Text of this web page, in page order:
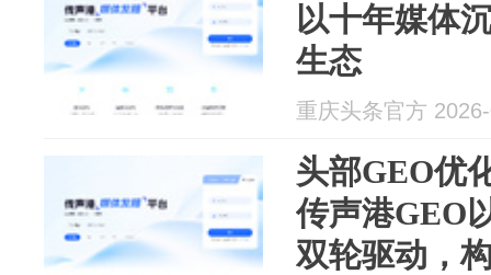
以十年媒体
生态
重庆头条官方
头部GEO优
传声港GEO
双轮驱动，